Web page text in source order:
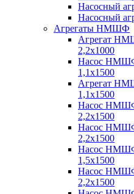
Насосный
Насосный
Агрегаты НМШФ
Агрегат
2,2х1000
Насос НМШФ
1,1х1500
Агрегат
1,1х1500
Насос НМШФ
2,2х1500
Насос НМШФ
2,2х1500
Насос НМШФ
1,5х1500
Насос НМШФ
2,2х1500